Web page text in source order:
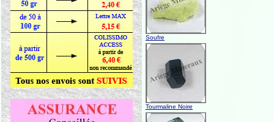
Soufre
Tourmaline Noire